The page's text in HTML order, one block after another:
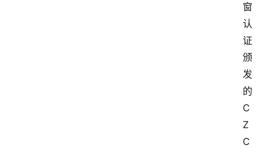
窗
认
证
颁
发
的
C
Z
C